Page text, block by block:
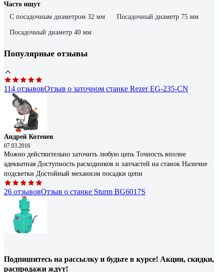
Часто ищут
С посадочным диаметром 32 мм
Посадочный диаметр 75 мм
Посадочный диаметр 40 мм
Популярные отзывы
114 отзывовОтзыв о заточном станке Rezer EG-235-CN
Андрей Котенев
07.03.2016
Можно действительно заточить любую цепь Точность вполне
адекватная Доступность расходников и запчастей на станок Наличие
подсветки Достойный механизм посадки цепи
26 отзывовОтзыв о станке Sturm BG6017S
Вообще обычно точу сверла вручную. И хорошо точу - сам доволен и
друзья часто обращаются. Но тут душа запросила эксперемента,
Подпишитесь на рассылку и будьте в курсе! Акции, скидки,
распродажи ждут!